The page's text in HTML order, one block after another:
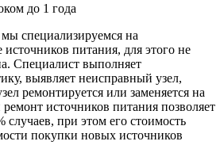
до 1 года
специализируемся на
питания, для этого не
Специалист выполняет
выявляет неисправный узел,
ремонтируется или заменяется на
источников питания позволяет
при этом его стоимость
покупки новых источников